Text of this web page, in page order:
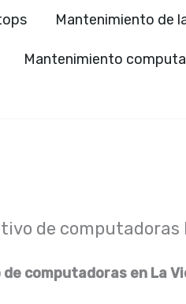
Mantenimiento de
Mantenimiento
de computadoras
computadoras en La